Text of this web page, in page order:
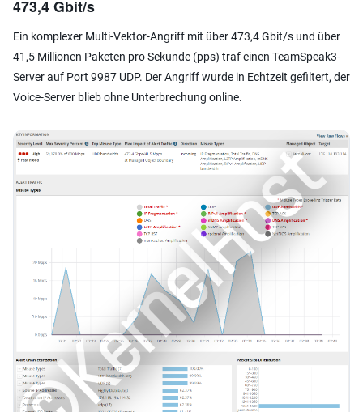
473,4 Gbit/s
Ein komplexer Multi-Vektor-Angriff mit über 473,4 Gbit/s und über
41,5 Millionen Paketen pro Sekunde (pps) traf einen TeamSpeak3-
Server auf Port 9987 UDP. Der Angriff wurde in Echtzeit gefiltert, der
Voice-Server blieb ohne Unterbrechung online.